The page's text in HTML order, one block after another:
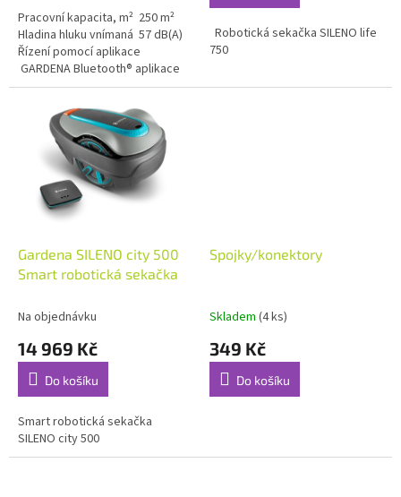
5
hvězdiček.
Pracovní kapacita, m² 250 m²
Hladina hluku vnímaná 57 dB(A)
Řízení pomocí aplikace
GARDENA Bluetooth® aplikace
Maximální sklon uvnitř pracovní
Robotická sekačka SILENO life
750
Gardena SILENO city 500
Smart robotická sekačka
Na objednávku
14 969 Kč
Do košíku
Smart robotická sekačka
SILENO city 500
Spojky/konektory
Skladem (4 ks)
349 Kč
Do košíku